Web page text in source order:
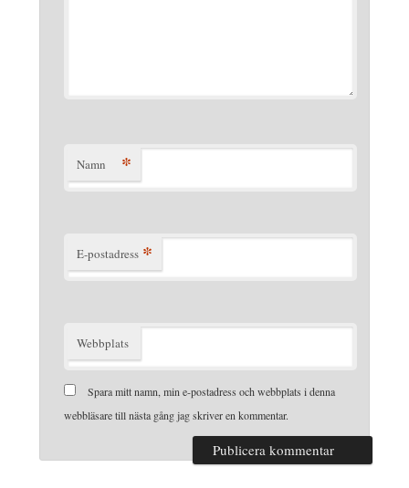
Namn *
E-postadress *
Webbplats
Spara mitt namn, min e-postadress och webbplats i denna
webbläsare till nästa gång jag skriver en kommentar.